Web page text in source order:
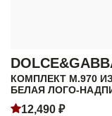
КОМПЛЕКТ M.970
БЕЛАЯ ЛОГО-
12,490 ₽